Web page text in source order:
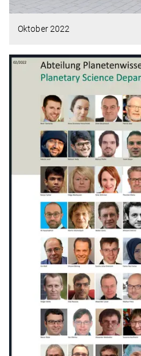
Oktober 2022